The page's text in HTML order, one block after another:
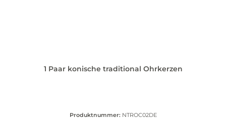
1 Paar konische traditional Ohrkerzen
Produktnummer: NTROC02DE